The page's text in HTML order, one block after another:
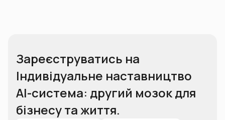
Зареєструватись на
Індивідуальне наставництво
AI-система: другий мозок для
бізнесу та життя.